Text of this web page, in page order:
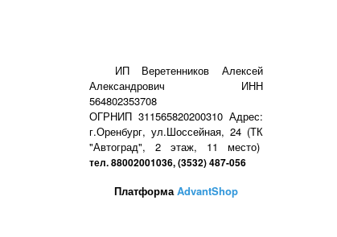
ИП Веретенников Алексей
Александрович ИНН
564802353708
ОГРНИП 311565820200310 Адрес:
г.Оренбург, ул.Шоссейная, 24 (ТК
"Автоград", 2 этаж, 11 место)
тел. 88002001036, (3532) 487-056
ПлатформаAdvantShop